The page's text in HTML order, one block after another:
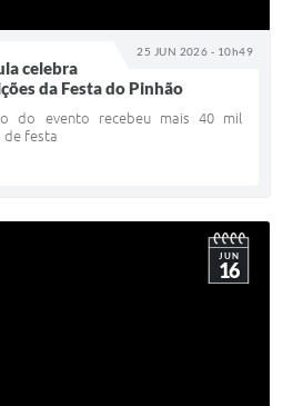
25 JUN 2026 - 10h49
celebra
da Festa do Pinhão
do evento recebeu mais 40 mil
de festa
JUN
16